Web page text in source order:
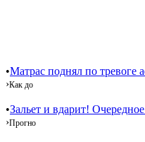
•Матрас поднял по тревоге
›Как до
•Зальет и вдарит!
›Прогно